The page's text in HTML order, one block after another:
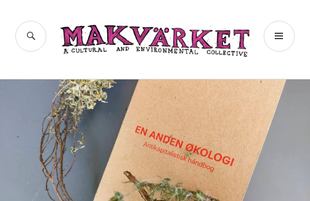
content
Makvärket
a cultural and environmental
collective
SEARCH